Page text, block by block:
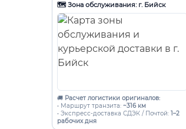
🗺️ Зона обслуживания: г. Бийск
🚚 Расчет логистики оригиналов:
• Маршрут транзита: ~316 км
• Экспресс-доставка СДЭК / Почтой: 1–2
рабочих дня